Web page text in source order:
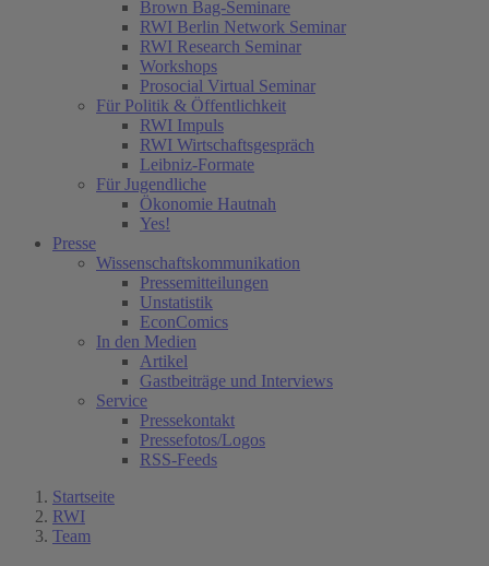
Brown Bag-Seminare
RWI Berlin Network Seminar
RWI Research Seminar
Workshops
Prosocial Virtual Seminar
Für Politik & Öffentlichkeit
RWI Impuls
RWI Wirtschaftsgespräch
Leibniz-Formate
Für Jugendliche
Ökonomie Hautnah
Yes!
Presse
Wissenschaftskommunikation
Pressemitteilungen
Unstatistik
EconComics
In den Medien
Artikel
Gastbeiträge und Interviews
Service
Pressekontakt
Pressefotos/Logos
RSS-Feeds
Startseite
RWI
Team